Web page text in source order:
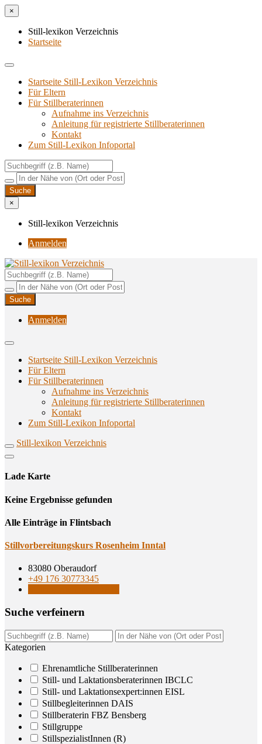
×
Still-lexikon Verzeichnis
Startseite
Startseite Still-Lexikon Verzeichnis
Für Eltern
Für Stillberaterinnen
Aufnahme ins Verzeichnis
Anlei­tung für regis­trier­te Stillberaterinnen
Kon­takt
Zum Still-Lexikon Infoportal
×
Still-lexikon Verzeichnis
Anmelden
Still-lexikon Verzeichnis
Unterstützungsangebote rund ums Stillen
Anmelden
Startseite Still-Lexikon Verzeichnis
Für Eltern
Für Stillberaterinnen
Aufnahme ins Verzeichnis
Anlei­tung für regis­trier­te Stillberaterinnen
Kon­takt
Zum Still-Lexikon Infoportal
Still-lexikon Verzeichnis
Lade Karte
Кeine Ergebnisse gefunden
Alle Einträge in Flintsbach
Still­vor­be­rei­tungs­kurs Rosen­heim Inntal
83080 Oberaudorf
+49 176 30773345
Suche ver­fei­nern
Kategorien
Ehrenamtliche Stillberaterinnen
Still- und Laktationsberaterinnen IBCLC
Still- und Laktationsexpert:innen EISL
Stillbegleiterinnen DAIS
Stillberaterin FBZ Bensberg
Stillgruppe
StillspezialistInnen (R)